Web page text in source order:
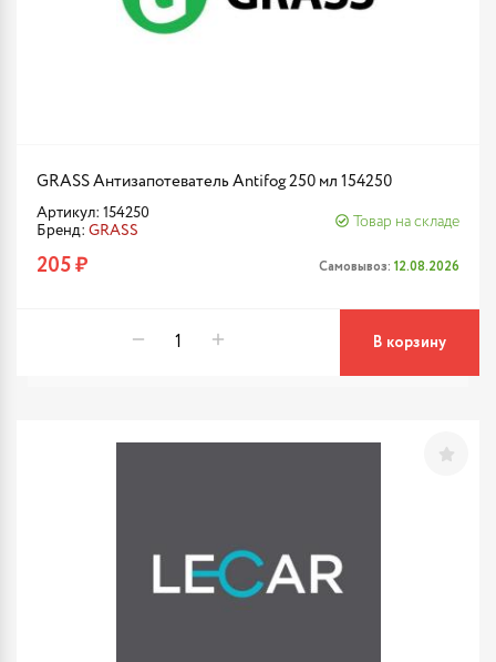
GRASS Антизапотеватель Antifog 250 мл 154250
Артикул: 154250
Бренд: GRASS
Товар на складе
205 ₽ Самовывоз: 12.08.2026
В корзину